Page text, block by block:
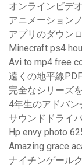
オンラインビデ
アニメーション
アプリのダウン
Minecraft ps4
Avi to mp4 free
遠くの地平線
完全なシリーズ
4年生のアドバ
サウンドドライ
Hp envy photo
Amazing grace
ナイチンゲール